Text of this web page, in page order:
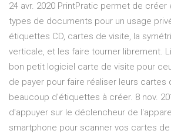
24 avr. 2020 PrintPratic permet de
types de documents pour un usage
étiquettes CD, cartes de visite, la
verticale, et les faire tourner librement.
bon petit logiciel carte de visite pour
de payer pour faire réaliser leurs cartes
beaucoup d'étiquettes à créer. 8 nov.
d'appuyer sur le déclencheur de
smartphone pour scanner vos cartes de